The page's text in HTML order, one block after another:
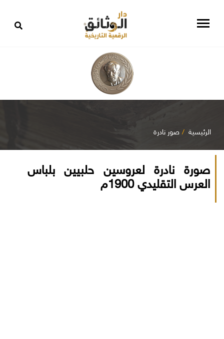
الرئيسية صور نادرة
صورة نادرة لعروسين حلبيين بلباس
العرس التقليدي 1900م